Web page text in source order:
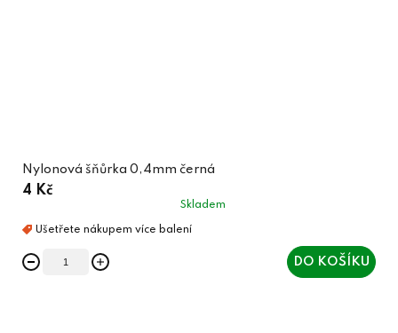
Nylonová šňůrka 0,4mm černá
4 Kč
Skladem
DO KOŠÍKU